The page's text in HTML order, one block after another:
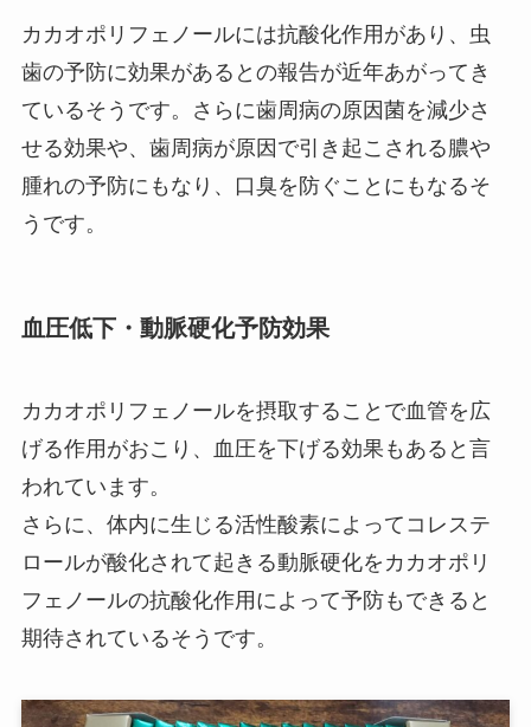
カカオポリフェノールには抗酸化作用があり、虫
歯の予防に効果があるとの報告が近年あがってき
ているそうです。さらに歯周病の原因菌を減少さ
せる効果や、歯周病が原因で引き起こされる膿や
腫れの予防にもなり、口臭を防ぐことにもなるそ
うです。
血圧低下・動脈硬化予防効果
カカオポリフェノールを摂取することで血管を広
げる作用がおこり、血圧を下げる効果もあると言
われています。
さらに、体内に生じる活性酸素によってコレステ
ロールが酸化されて起きる動脈硬化をカカオポリ
フェノールの抗酸化作用によって予防もできると
期待されているそうです。